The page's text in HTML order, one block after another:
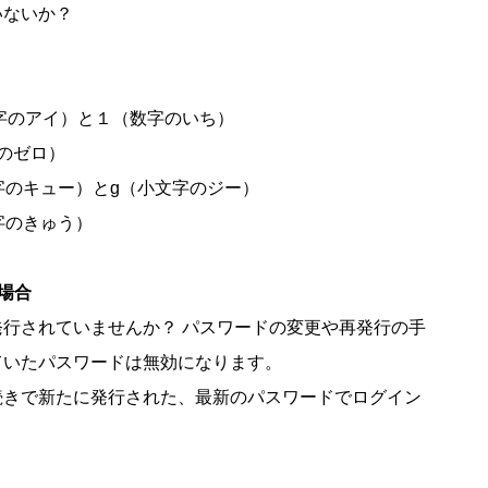
いか？
アイ）と１（数字のいち）
ゼロ）
キュー）とg（小文字のジー）
きゅう）
合
されていませんか？ パスワードの変更や再発行の手
たパスワードは無効になります。
で新たに発行された、最新のパスワードでログイン